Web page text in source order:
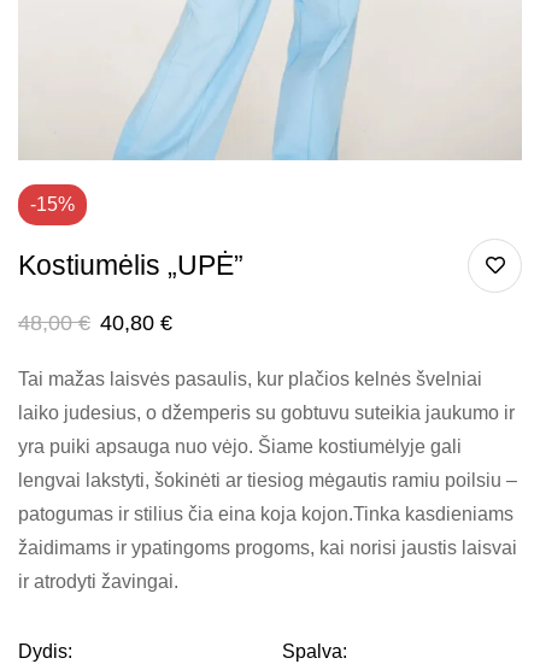
-15%
Kostiumėlis „UPĖ”
48,00€ 40,80 €
Tai mažas laisvės pasaulis, kur plačios kelnės švelniai
laiko judesius, o džemperis su gobtuvu suteikia jaukumo ir
yra puiki apsauga nuo vėjo. Šiame kostiumėlyje gali
lengvai lakstyti, šokinėti ar tiesiog mėgautis ramiu poilsiu –
patogumas ir stilius čia eina koja kojon.Tinka kasdieniams
žaidimams ir ypatingoms progoms, kai norisi jaustis laisvai
ir atrodyti žavingai.
Dydis: Spalva: